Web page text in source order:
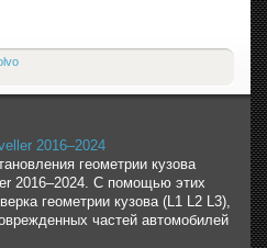
2016–2024
геометрии кузова
2016–2024. С помощью этих
геометрии кузова (L1 L2 L3),
частей автомобилей